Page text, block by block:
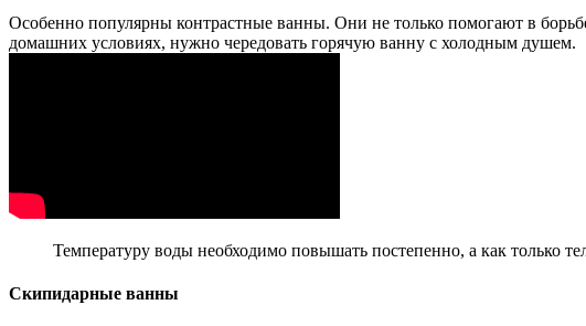
Особенно популярны контрастные ванны. Они не только помогают в
домашних условиях, нужно чередовать горячую ванну с холодным душем.
Температуру воды необходимо повышать постепенно, а как только
Скипидарные ванны